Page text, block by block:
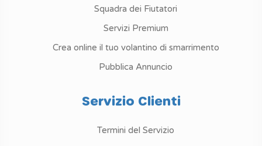
Squadra dei Fiutatori
Servizi Premium
Crea online il tuo volantino di smarrimento
Pubblica Annuncio
Servizio Clienti
Termini del Servizio